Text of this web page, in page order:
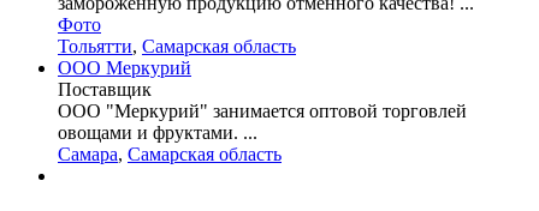
Фото
Тольятти, Самарская область
ООО Меркурий
Поставщик
ООО "Меркурий" занимается оптовой торговлей
овощами и фруктами. ...
Самара, Самарская область